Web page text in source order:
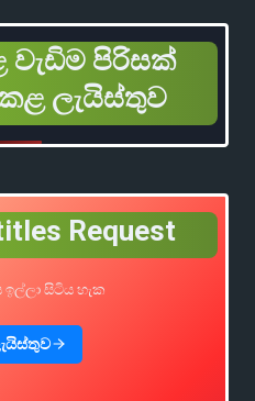
වැඩිම පිරිසක්
ලැයිස්තුව
Request
සිටිය හැක